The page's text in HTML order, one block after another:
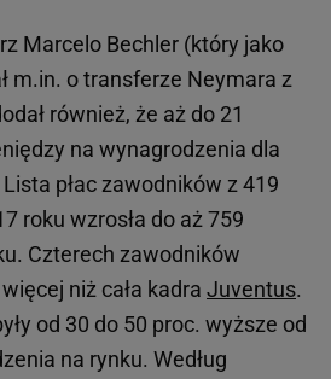
Marcelo Bechler (który jako
m.in. o transferze Neymara z
również, że aż do 21
na wynagrodzenia dla
płac zawodników z 419
roku wzrosła do aż 759
Czterech zawodników
niż cała kadra Juventus.
od 30 do 50 proc. wyższe od
na rynku. Według